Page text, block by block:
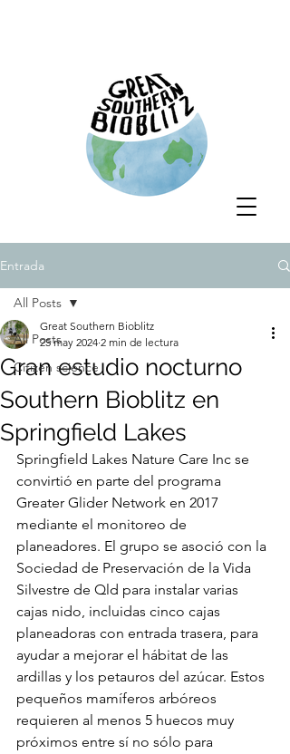
Entrada
All Posts
Citizen science
All Posts
Gran estudio nocturno
Southern Bioblitz en
Springfield Lakes
Great Southern Bioblitz
25 may 2024 2 min de lectura
Springfield Lakes Nature Care Inc se
convirtió en parte del programa
Greater Glider Network en 2017
mediante el monitoreo de
planeadores. El grupo se asoció con la
Sociedad de Preservación de la Vida
Silvestre de Qld para instalar varias
cajas nido, incluidas cinco cajas
planeadoras con entrada trasera, para
ayudar a mejorar el hábitat de las
ardillas y los petauros del azúcar. Estos
pequeños mamíferos arbóreos
requieren al menos 5 huecos muy
próximos entre sí no sólo para